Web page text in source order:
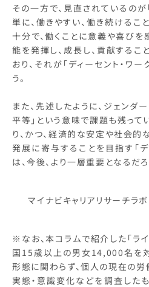
その一方で、見直されているのが
単に、働きやすい、働き続けるこ
十分で、働くことに意義や喜びを
能を発揮し、成長し、貢献するこ
おり、それが「ディーセント・ワ
う。
また、先述したように、ジェンダ
平等」という意味で課題も残って
り、かつ、経済的な安定や社会的
発展に寄与することを目指す「デ
は、今後、より一層重要となるだろ
マイナビキャリアリサーチ
※なお、本コラムで紹介した「ラ
国15歳以上の男女14,000名を
形態に関わらず、個人の現在の労
実態・意識変化などを調査した